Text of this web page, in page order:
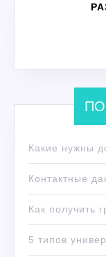
Какие нужны
Контактные
Как получить
5 типов